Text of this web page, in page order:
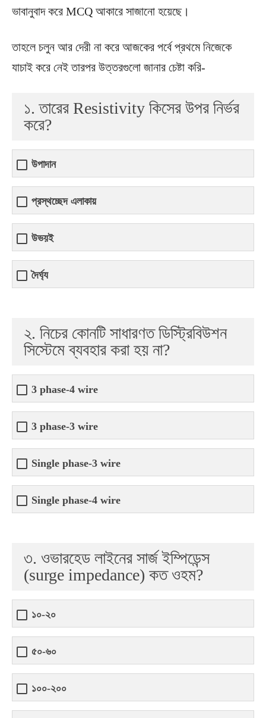
ভাবানুবাদ করে MCQ আকারে সাজানো হয়েছে।
তাহলে চলুন আর দেরী না করে আজকের পর্বে প্রথমে নিজেকে
যাচাই করে নেই তারপর উত্তরগুলো জানার চেষ্টা করি-
১. তারের Resistivity কিসের উপর নির্ভর
করে?
উপাদান
প্রস্থচ্ছেদ এলাকায়
উভয়ই
দৈর্ঘ্য
২. নিচের কোনটি সাধারণত ডিস্ট্রিবিউশন
সিস্টেমে ব্যবহার করা হয় না?
3 phase-4 wire
3 phase-3 wire
Single phase-3 wire
Single phase-4 wire
৩. ওভারহেড লাইনের সার্জ ইম্পিডেন্স
(surge impedance) কত ওহম?
১০-২০
৫০-৬০
১০০-২০০